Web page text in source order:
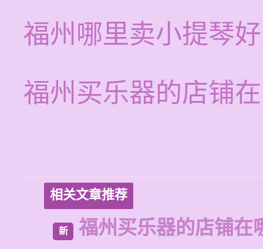
福州哪里卖小提琴
福州买乐器的店铺
相关文章推荐
新 福州买乐器的店铺在